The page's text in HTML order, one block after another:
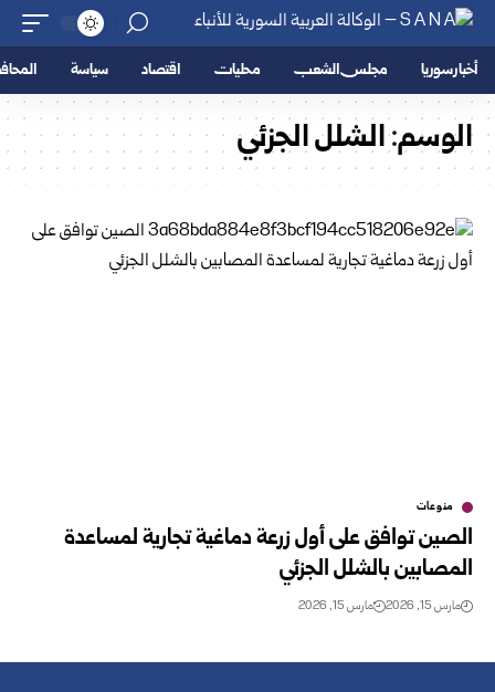
أخبار سوريا مجلس الشعب محليات اقتصاد سياسة
الوسم:الشلل الجزئي
منوعات
الصين توافق على أول زرعة دماغية تجارية لمساعدة
المصابين بالشلل الجزئي
مارس 15, 2026 مارس 15, 2026